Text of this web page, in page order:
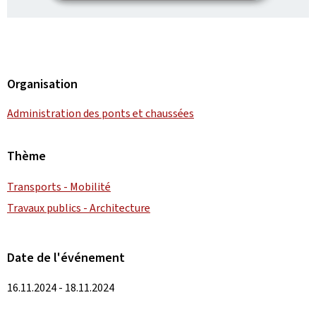
Organisation
Administration des ponts et chaussées
Thème
Transports - Mobilité
Travaux publics - Architecture
Date de l'événement
16.11.2024 - 18.11.2024